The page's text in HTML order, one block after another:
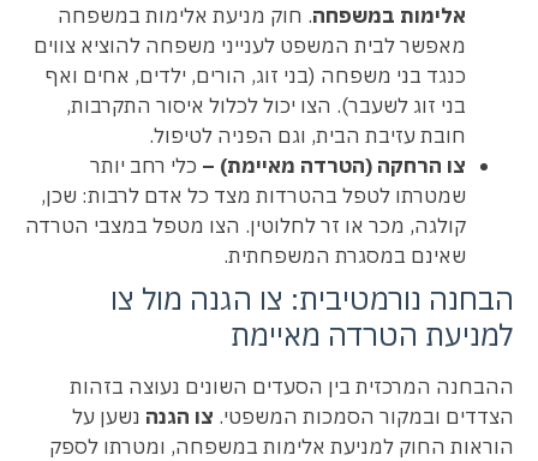
אלימות במשפחה. חוק מניעת אלימות במשפחה
מאפשר לבית המשפט לענייני משפחה להוציא צווים
כנגד בני משפחה (בני זוג, הורים, ילדים, אחים ואף
בני זוג לשעבר). הצו יכול לכלול איסור התקרבות,
חובת עזיבת הבית, וגם הפניה לטיפול.
צו הרחקה (הטרדה מאיימת) – כלי רחב יותר
שמטרתו לטפל בהטרדות מצד כל אדם לרבות: שכן,
קולגה, מכר או זר לחלוטין. הצו מטפל במצבי הטרדה
שאינם במסגרת המשפחתית.
הבחנה נורמטיבית: צו הגנה מול צו
למניעת הטרדה מאיימת
ההבחנה המרכזית בין הסעדים השונים נעוצה בזהות
הצדדים ובמקור הסמכות המשפטי.צו הגנהנשען על
הוראות החוק למניעת אלימות במשפחה, ומטרתו לספק